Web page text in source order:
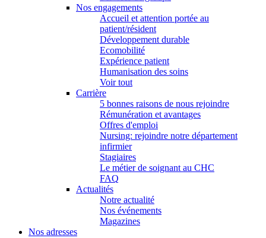
Nos engagements
Accueil et attention portée au
patient/résident
Développement durable
Ecomobilité
Expérience patient
Humanisation des soins
Voir tout
Carrière
5 bonnes raisons de nous rejoindre
Rémunération et avantages
Offres d'emploi
Nursing: rejoindre notre département
infirmier
Stagiaires
Le métier de soignant au CHC
FAQ
Actualités
Notre actualité
Nos événements
Magazines
Nos adresses